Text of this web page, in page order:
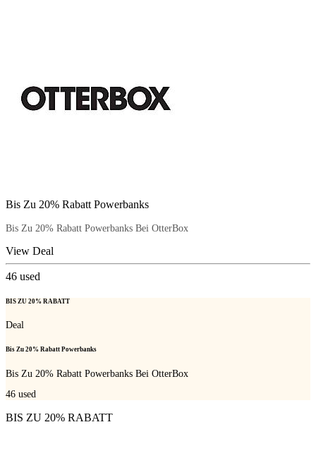
Bis Zu 20% Rabatt Powerbanks
Bis Zu 20% Rabatt Powerbanks Bei OtterBox
View Deal
46 used
BIS ZU 20% RABATT
Deal
Bis Zu 20% Rabatt Powerbanks
Bis Zu 20% Rabatt Powerbanks Bei OtterBox
46 used
BIS ZU 20% RABATT